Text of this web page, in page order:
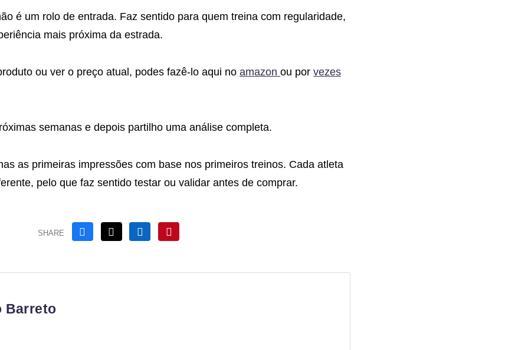
é um rolo de entrada. Faz sentido para quem treina com regularidade,
mais próxima da estrada.
ou ver o preço atual, podes fazê-lo aqui no amazon ou por vezes
semanas e depois partilho uma análise completa.
as primeiras impressões com base nos primeiros treinos. Cada atleta
pelo que faz sentido testar ou validar antes de comprar.
SHARE
Barreto